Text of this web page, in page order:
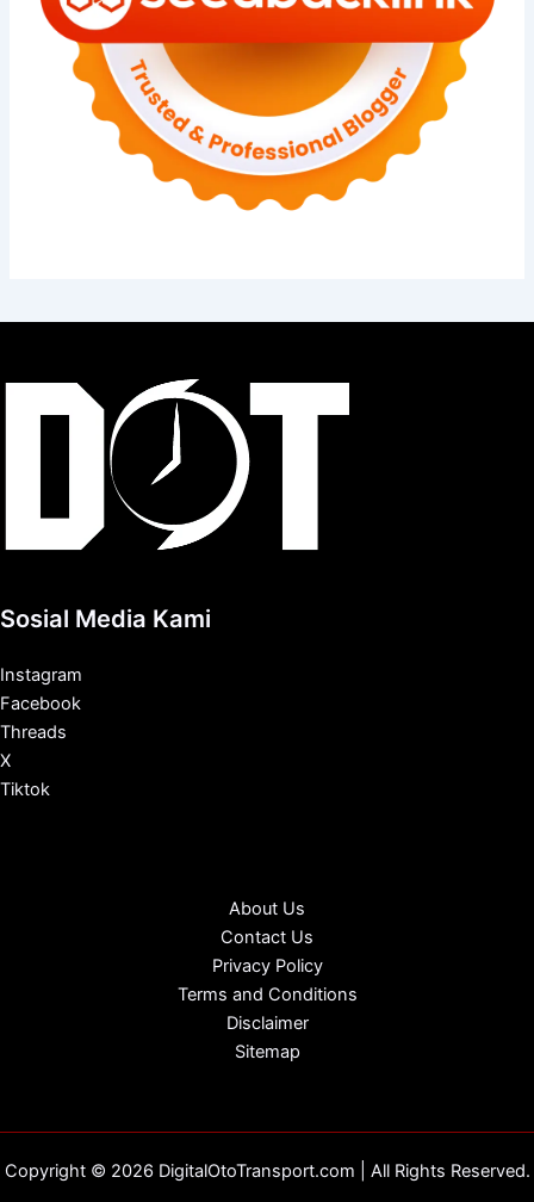
Sosial Media Kami
Instagram
Facebook
Threads
X
Tiktok
About Us
Contact Us
Privacy Policy
Terms and Conditions
Disclaimer
Sitemap
Copyright © 2026 DigitalOtoTransport.com | All Rights Reserved.